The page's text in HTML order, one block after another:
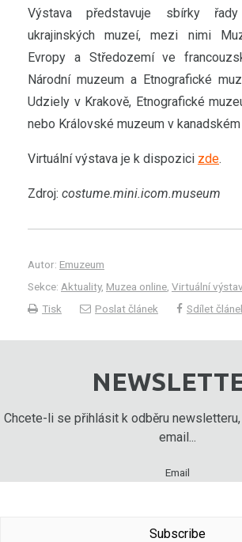
Výstava představuje sbírky
ukrajinských muzeí, mezi nimi
Evropy a Středozemí ve
Národní muzeum a Etnografické
Udziely v Krakově, Etnografické
nebo Královské muzeum v kanadském
Virtuální výstava je k dispozici zde.
Zdroj: costume.mini.icom.museum
Autor: Emuzeum
Sekce: Aktuality, Muzea online Virtuální
Tisk
Poslat článek Sdílet
Chcete-li se přihlásit k odběru
email...
Email
Subscribe